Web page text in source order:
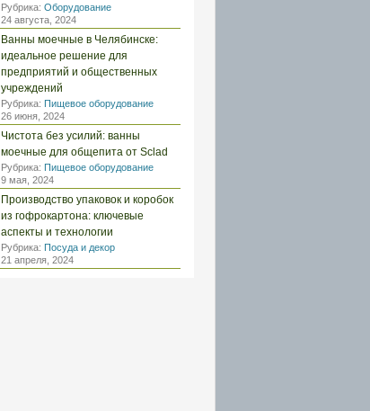
Рубрика: Оборудование
24 августа, 2024
Ванны моечные в Челябинске:
идеальное решение для
предприятий и общественных
учреждений
Рубрика: Пищевое оборудование
26 июня, 2024
Чистота без усилий: ванны
моечные для общепита от Sclad
Рубрика: Пищевое оборудование
9 мая, 2024
Производство упаковок и коробок
из гофрокартона: ключевые
аспекты и технологии
Рубрика: Посуда и декор
21 апреля, 2024